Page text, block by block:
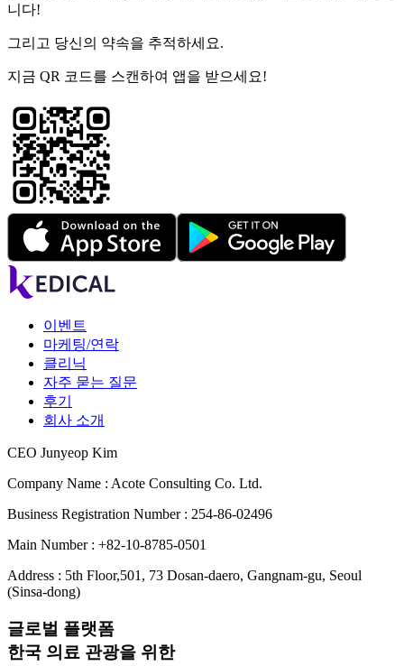
니다!
그리고 당신의 약속을 추적하세요.
지금 QR 코드를 스캔하여 앱을 받으세요!
이벤트
마케팅/연락
클리닉
자주 묻는 질문
후기
회사 소개
CEO Junyeop Kim
Company Name : Acote Consulting Co. Ltd.
Business Registration Number : 254-86-02496
Main Number : +82-10-8785-0501
Address : 5th Floor,501, 73 Dosan-daero, Gangnam-gu, Seoul
(Sinsa-dong)
글로벌 플랫폼
한국 의료 관광을 위한